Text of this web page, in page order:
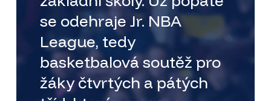
se odehraje Jr. NBA
League, tedy
basketbalová soutěž pro
žáky čtvrtých a pátých